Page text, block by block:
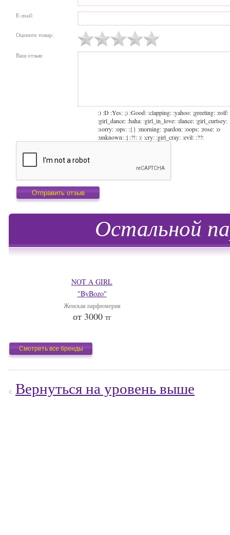
E-mail:
Оцените товар:
Ваш отзыв:
:) :D :Yes: ;) :Good: :clapping: :yahoo: ;greeting: :rolf:
:girl_dance: :haha: :girl_in_love: :dance: :girl_curtsey:
:sorry: :ops: :{} :morning: :pardon: :oops: :rose: :o
:unknown: :| :?!: :( :cry: :girl_cray: :evil: :??:
Остальной
NOT A GIRL
"ByBozo"
Женская парфюмерия
от 3000 тг
Смотреть все бренды
Вернуться на уровень выше